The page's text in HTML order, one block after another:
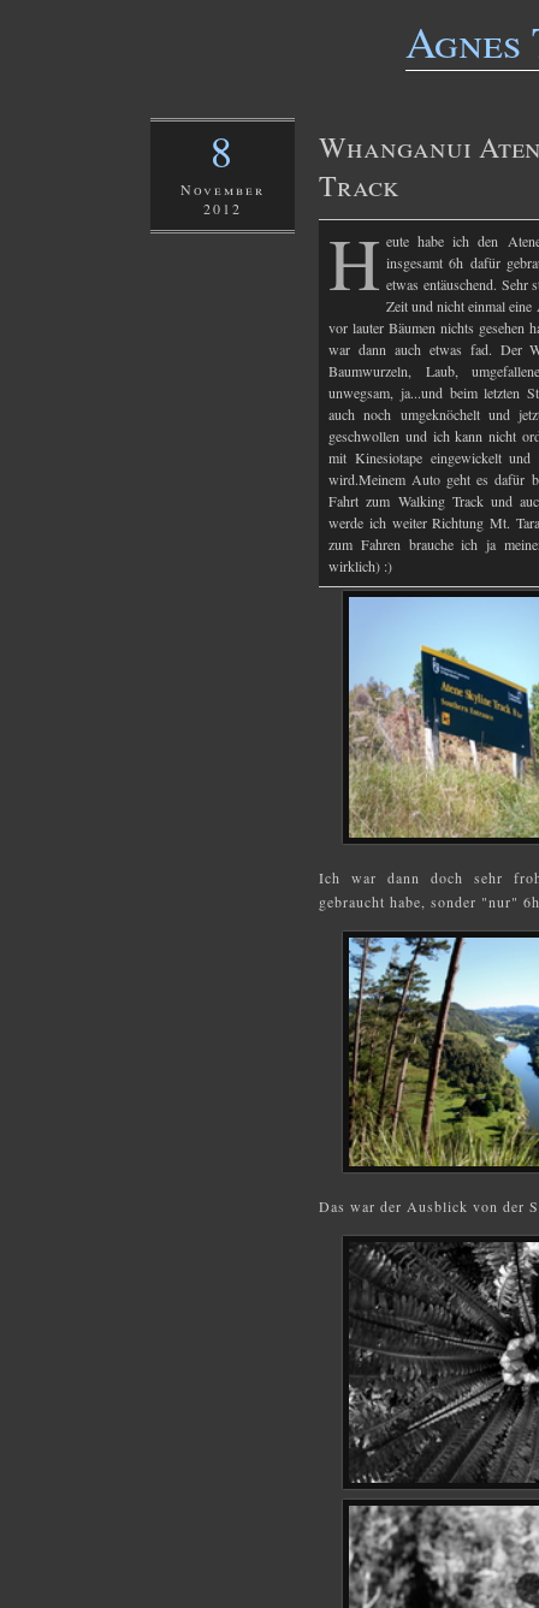
Whanganui
Track
H eute habe ich den
insgesamt 6h dafür
etwas entäuschend. Sehr
Zeit und nicht einmal
vor lauter Bäumen nichts gesehen
war dann auch etwas fad. Der
Baumwurzeln, Laub,
unwegsam, ja...und beim letzten
auch noch umgeknöchelt und
geschwollen und ich kann nicht
mit Kinesiotape eingewickelt
wird.Meinem Auto geht es dafür
Fahrt zum Walking Track und
werde ich weiter Richtung Mt.
zum Fahren brauche ich ja
wirklich) :)
Ich war dann doch sehr
gebraucht habe, sonder "nur"
Das war der Ausblick von der
8
November
2012